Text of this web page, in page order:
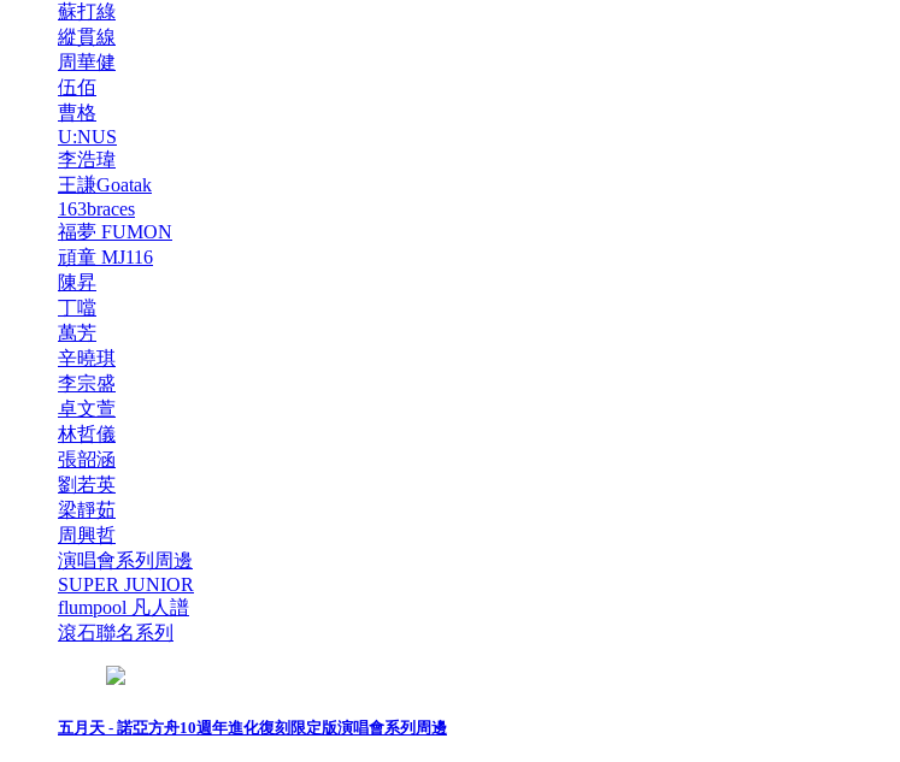
蘇打綠
縱貫線
周華健
伍佰
曹格
U:NUS
李浩瑋
王謙Goatak
163braces
福夢 FUMON
頑童 MJ116
陳昇
丁噹
萬芳
辛曉琪
李宗盛
卓文萱
林哲儀
張韶涵
劉若英
梁靜茹
周興哲
演唱會系列周邊
SUPER JUNIOR
flumpool 凡人譜
滾石聯名系列
五月天 - 諾亞方舟10週年進化復刻限定版演唱會系列周邊